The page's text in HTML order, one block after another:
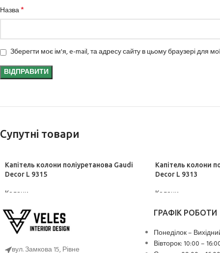
Назва*
Зберегти моє ім'я, e-mail, та адресу сайту в цьому браузері для
Супутні товари
Капітель колони поліуретанова Gaudi
Decor L 9315
Колони
ДІЗНАТИСЬ ЦІНУ
Капітель колони
Decor L 9313
Колони
вул. Замкова 15, Рівне
ГРАФІК РОБОТИ
Понеділок –
Вівторок: 10:00 –